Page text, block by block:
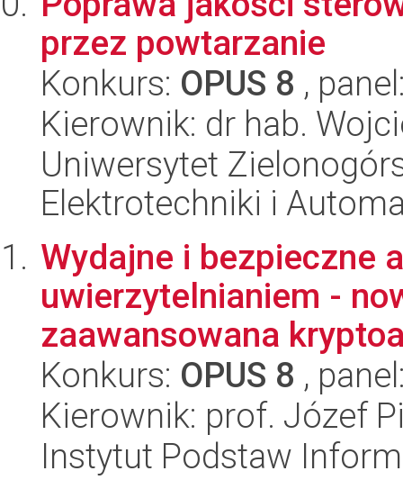
przez powtarzanie
Konkurs: OPUS 8 ,
Kierownik: dr hab.
Uniwersytet
Elektrotechniki i
Wydajne i bezpieczne
uwierzytelnianiem -
zaawansowana
Konkurs: OPUS 8 ,
Kierownik: prof. Józef
Instytut Podstaw